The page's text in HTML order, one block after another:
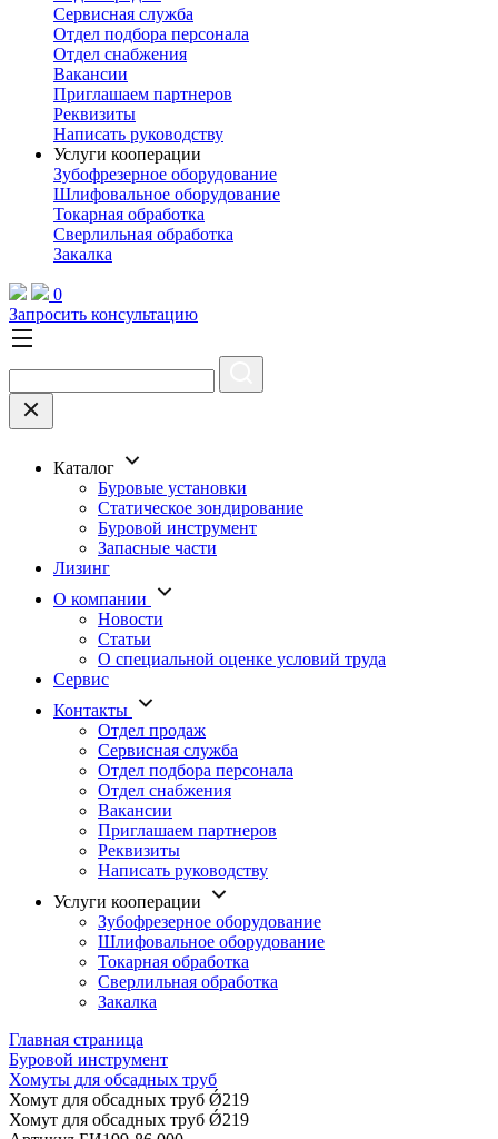
Сервисная служба
Отдел подбора персонала
Отдел снабжения
Вакансии
Приглашаем партнеров
Реквизиты
Написать руководству
Услуги кооперации
Зубофрезерное оборудование
Шлифовальное оборудование
Токарная обработка
Cверлильная обработка
Закалка
0
Запросить консультацию
Каталог
Буровые установки
Статическое зондирование
Буровой инструмент
Запасные части
Лизинг
О компании
Новости
Статьи
О специальной оценке условий труда
Сервис
Контакты
Отдел продаж
Сервисная служба
Отдел подбора персонала
Отдел снабжения
Вакансии
Приглашаем партнеров
Реквизиты
Написать руководству
Услуги кооперации
Зубофрезерное оборудование
Шлифовальное оборудование
Токарная обработка
Cверлильная обработка
Закалка
Главная страница
Буровой инструмент
Хомуты для обсадных труб
Хомут для обсадных труб Ǿ219
Хомут для обсадных труб Ǿ219